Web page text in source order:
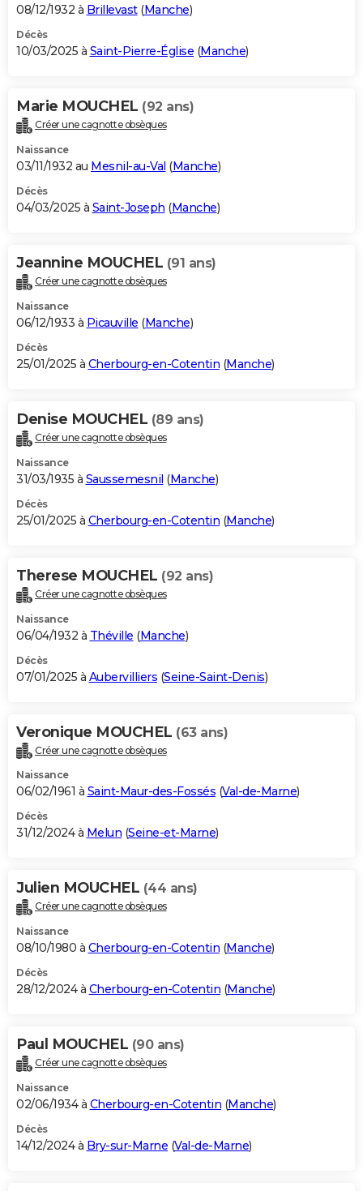
08/12/1932 à Brillevast(Manche)
Décès
10/03/2025 à Saint-Pierre-Église (Manche)
Marie MOUCHEL (92 ans)
Créer une cagnotte obsèques
Naissance
03/11/1932 au Mesnil-au-Val (Manche)
Décès
04/03/2025 à Saint-Joseph (Manche)
Jeannine MOUCHEL (91 ans)
Créer une cagnotte obsèques
Naissance
06/12/1933 à Picauville (Manche)
Décès
25/01/2025 à Cherbourg-en-Cotentin (Manche)
Denise MOUCHEL (89 ans)
Créer une cagnotte obsèques
Naissance
31/03/1935 à Saussemesnil (Manche)
Décès
25/01/2025 à Cherbourg-en-Cotentin (Manche)
Therese MOUCHEL (92 ans)
Créer une cagnotte obsèques
Naissance
06/04/1932 à Théville (Manche)
Décès
07/01/2025 à Aubervilliers (Seine-Saint-Denis)
Veronique MOUCHEL (63 ans)
Créer une cagnotte obsèques
Naissance
06/02/1961 à Saint-Maur-des-Fossés (Val-de-Marne)
Décès
31/12/2024 à Melun (Seine-et-Marne)
Julien MOUCHEL (44 ans)
Créer une cagnotte obsèques
Naissance
08/10/1980 à Cherbourg-en-Cotentin (Manche)
Décès
28/12/2024 à Cherbourg-en-Cotentin (Manche)
Paul MOUCHEL (90 ans)
Créer une cagnotte obsèques
Naissance
02/06/1934 à Cherbourg-en-Cotentin (Manche)
Décès
14/12/2024 à Bry-sur-Marne (Val-de-Marne)